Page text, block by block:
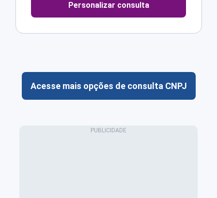
Personalizar consulta
Acesse mais opções de consulta CNPJ